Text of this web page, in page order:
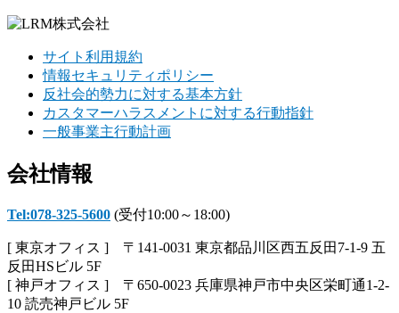
サイト利用規約
情報セキュリティポリシー
反社会的勢力に対する基本方針
カスタマーハラスメントに対する行動指針
一般事業主行動計画
会社情報
Tel:078-325-5600 (受付10:00～18:00)
[ 東京オフィス ] 〒141-0031 東京都品川区西五反田7-1-9 五
反田HSビル 5F
[ 神戸オフィス ] 〒650-0023 兵庫県神戸市中央区栄町通1-2-
10 読売神戸ビル 5F